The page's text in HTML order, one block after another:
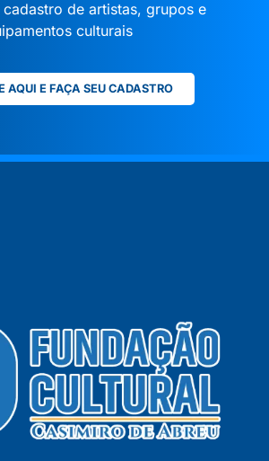
de artistas, grupos e
culturais
AQUI E FAÇA SEU CADASTRO